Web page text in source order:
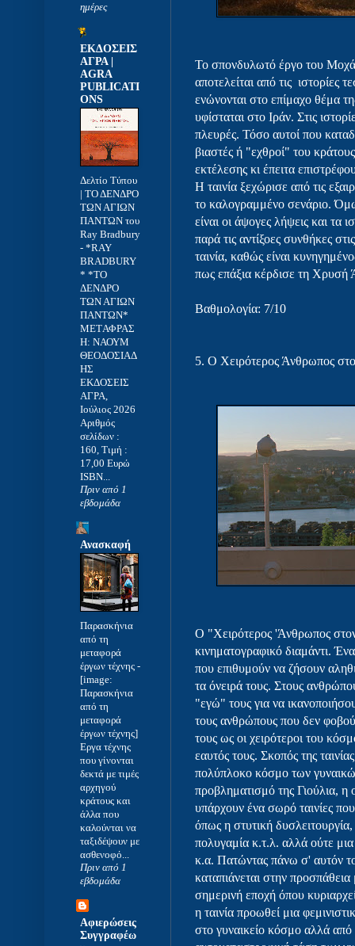
Το σπονδυλωτό έργο του
αποτελείται από τις
ενώνονται στο επίμαχο θέμα
υφίσταται στο Ιράν. Στις
πλευρές. Τόσο αυτοί που
βιαστές ή "εχθροί" του
εκτέλεσης κι έπειτα
Η ταινία ξεχώρισε από τις
το καλογραμμένο σενάριο.
είναι οι άψογες λήψεις και
παρά τις αντίξοες συνθήκες
ταινία, καθώς είναι
πως επάξια κέρδισε τη Χρυσή
Βαθμολογία: 7/10
5. Ο Χειρότερος Άνθρωπος
Ο "Χειρότερος 'Άνθρωπος
κινηματογραφικό διαμάντι.
που επιθυμούν να ζήσουν
τα όνειρά τους. Στους
"εγώ" τους για να
τους ανθρώπους που δεν
τους ως οι χειρότεροι του
εαυτός τους. Σκοπός της
πολύπλοκο κόσμο των
προβληματισμό της Γιούλια,
υπάρχουν ένα σωρό ταινίες
όπως η στυτική
πολυγαμία κ.τ.λ. αλλά ούτε
κ.α. Πατώντας πάνω σ' αυτόν
καταπιάνεται στην προσπάθεια
σημερινή εποχή όπου
η ταινία προωθεί μια
στο γυναικείο κόσμο αλλά από
ημέρες
ΕΚΔΟΣΕΙΣ
ΑΓΡΑ |
AGRA
PUBLICATI
ONS
Δελτίο Τύπου
| ΤΟ ΔΕΝΔΡΟ
ΤΩΝ ΑΓΙΩΝ
ΠΑΝΤΩΝ του
Ray Bradbury
- *RAY
BRADBURY
* *ΤΟ
ΔΕΝΔΡΟ
ΤΩΝ ΑΓΙΩΝ
ΠΑΝΤΩΝ*
METΑΦΡΑΣ
Η: ΝΑΟΥΜ
ΘΕΟΔΟΣΙΑΔ
ΗΣ
ΕΚΔΟΣΕΙΣ
ΑΓΡΑ,
Ιούλιος 2026
Αριθμός
σελίδων :
160, Τιμή :
17,00 Ευρώ
ISBN...
Πριν από 1
εβδομάδα
Ανασκαφή
Παρασκήνια
από τη
μεταφορά
έργων τέχνης -
[image:
Παρασκήνια
από τη
μεταφορά
έργων τέχνης]
Εργα τέχνης
που γίνονται
δεκτά με τιμές
αρχηγού
κράτους και
άλλα που
καλούνται να
ταξιδέψουν με
ασθενοφό...
Πριν από 1
εβδομάδα
Αφιερώσεις
Συγγραφέω